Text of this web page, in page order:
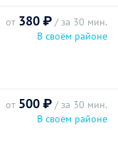
от 380 ₽ / за 30 мин.
В своём районе
от 500 ₽ / за 30 мин.
В своём районе